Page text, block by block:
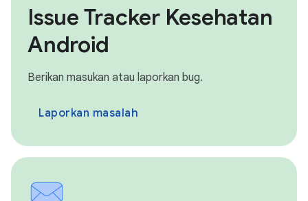
Issue Tracker Kesehatan
Android
Berikan masukan atau laporkan bug.
Laporkan masalah